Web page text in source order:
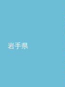
岩手県